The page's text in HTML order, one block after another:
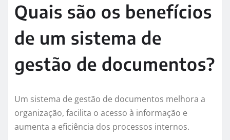
Quais são os benefícios
de um sistema de
gestão de documentos?
Um sistema de gestão de documentos melhora a
organização, facilita o acesso à informação e
aumenta a eficiência dos processos internos.